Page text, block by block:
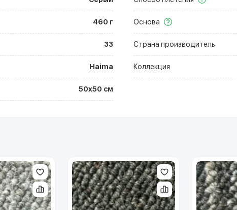
460 г Основа
33 Страна производитель
Haima Коллекция
50х50 см